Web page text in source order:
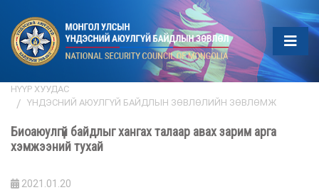
НҮҮР ХУУДАС
ҮНДЭСНИЙ АЮУЛГҮЙ БАЙДЛЫН ЗӨВЛӨЛИЙН ЗӨВЛӨМЖ
Биоаюулгүй байдлыг хангах талаар авах зарим арга
хэмжээний тухай
2021.01.20